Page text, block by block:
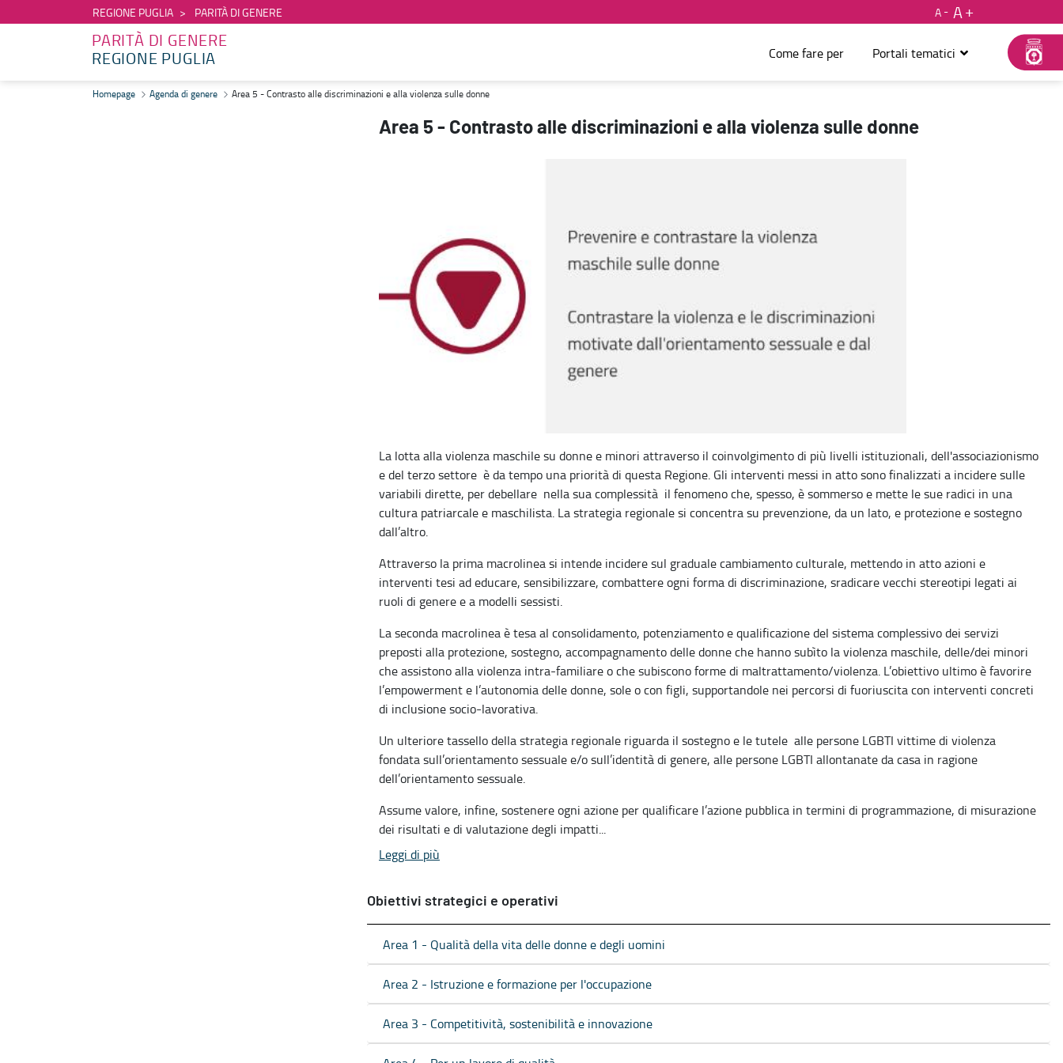
REGIONE PUGLIA PARITÀ DI GENERE A
A
PARITÀ DI GENERE
REGIONE PUGLIA
Come fare per Portali tematici
Area 5 - Contrasto alle discriminazioni e alla violenza sulle donne - Parità di genere
Homepage Agenda di genere Area 5 - Contrasto alle discriminazioni e alla violenza sulle donne
Area 5 - Contrasto alle discriminazioni e alla violenza sulle donne
La lotta alla violenza maschile su donne e minori attraverso il coinvolgimento di più livelli istituzionali, dell'associazionismo
e del terzo settore è da tempo una priorità di questa Regione. Gli interventi messi in atto sono finalizzati a incidere sulle
variabili dirette, per debellare nella sua complessità il fenomeno che, spesso, è sommerso e mette le sue radici in una
cultura patriarcale e maschilista. La strategia regionale si concentra su prevenzione, da un lato, e protezione e sostegno
dall’altro.
Attraverso la prima macrolinea si intende incidere sul graduale cambiamento culturale, mettendo in atto azioni e
interventi tesi ad educare, sensibilizzare, combattere ogni forma di discriminazione, sradicare vecchi stereotipi legati ai
ruoli di genere e a modelli sessisti.
La seconda macrolinea è tesa al consolidamento, potenziamento e qualificazione del sistema complessivo dei servizi
preposti alla protezione, sostegno, accompagnamento delle donne che hanno subìto la violenza maschile, delle/dei minori
che assistono alla violenza intra-familiare o che subiscono forme di maltrattamento/violenza. L’obiettivo ultimo è favorire
l’empowerment e l’autonomia delle donne, sole o con figli, supportandole nei percorsi di fuoriuscita con interventi concreti
di inclusione socio-lavorativa.
Un ulteriore tassello della strategia regionale riguarda il sostegno e le tutele alle persone LGBTI vittime di violenza
fondata sull’orientamento sessuale e/o sull’identità di genere, alle persone LGBTI allontanate da casa in ragione
dell’orientamento sessuale.
Assume valore, infine, sostenere ogni azione per qualificare l’azione pubblica in termini di programmazione, di misurazione
dei risultati e di valutazione degli impatti...
Leggi di più
Obiettivi strategici e operativi
Area 1 - Qualità della vita delle donne e degli uomini
Area 2 - Istruzione e formazione per l'occupazione
Area 3 - Competitività, sostenibilità e innovazione